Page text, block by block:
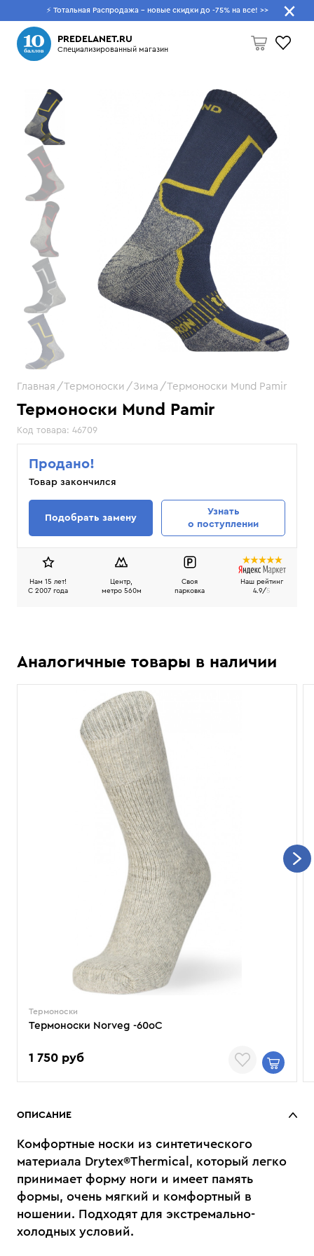
⚡ Тотальная Распродажа - новые скидки до -75% на все! >>
PREDELANET.RU
Специализированный магазин
Пусто
Что будем искать?
Термоноски Mund Pamir
Код товара: 46709
Главная Термоноски Зима Термоноски Mund Pamir
Продано!
Товар закончился
Подобрать замену
Узнать
о поступлении
Нам 15 лет!
C 2007 года
Центр,
метро 560м
Своя
парковка
Наш рейтинг
4.9/5
Аналогичные товары в наличии
Термоноски
Термоноски Norveg -60oС
1 750 руб
ОПИСАНИЕ
Комфортные носки из синтетического
материала Drytex®Thermical, который легко
принимает форму ноги и имеет память
формы, очень мягкий и комфортный в
ношении. Подходят для экстремально-
холодных условий.